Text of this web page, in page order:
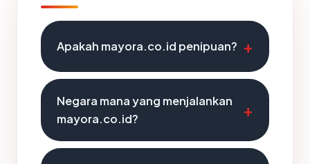
Apakah mayora.co.id penipuan?
Negara mana yang menjalankan
mayora.co.id?